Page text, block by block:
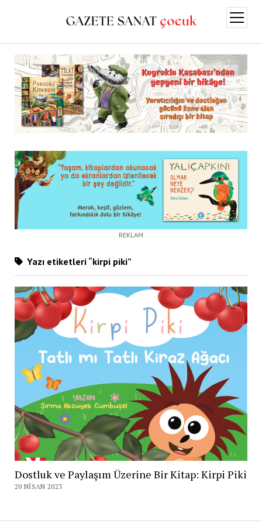
aç
REKLAM
Yazı etiketleri “kirpi piki”
Dostluk ve Paylaşım Üzerine Bir Kitap: Kirpi Piki
20 NISAN 2023